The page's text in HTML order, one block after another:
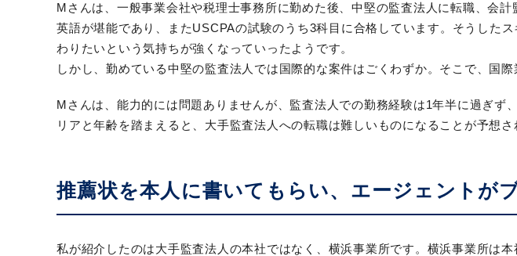
Mさんは、一般事業会社や税理士事務所に勤めた後、中堅の監査法人に転職、会
英語が堪能であり、またUSCPAの試験のうち3科目に合格しています。そうした
わりたいという気持ちが強くなっていったようです。
しかし、勤めている中堅の監査法人では国際的な案件はごくわずか。そこで、国
Mさんは、能力的には問題ありませんが、監査法人での勤務経験は1年半に過ぎ
リアと年齢を踏まえると、大手監査法人への転職は難しいものになることが予想さ
推薦状を本人に書いてもらい、エージェントが
私が紹介したのは大手監査法人の本社ではなく、横浜事業所です。横浜事業所は